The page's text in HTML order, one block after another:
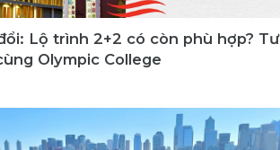
Lộ trình 2+2 có còn phù hợp? Tư
Olympic College